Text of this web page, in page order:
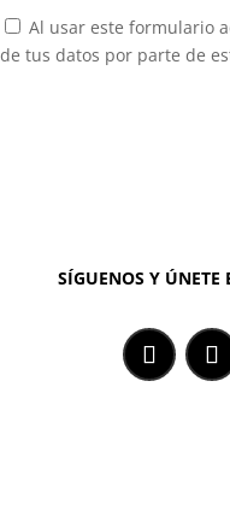
Al usar este formulario
de tus datos por parte de
SÍGUENOS Y ÚNETE